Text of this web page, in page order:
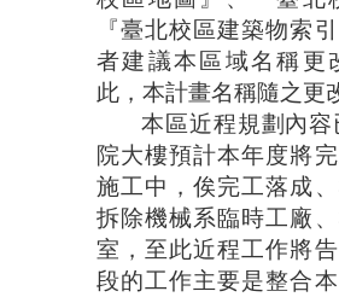
『臺北校區建築物索
者建議本區域名稱更
此，本計畫名稱隨之更
本區近程規劃內容
院大樓預計本年度將
施工中，俟完工落成
拆除機械系臨時工廠
室，至此近程工作將
段的工作主要是整合